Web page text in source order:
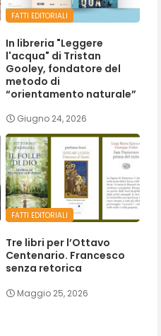
FATTI EDITORIALI
In libreria "Leggere
l'acqua" di Tristan
Gooley, fondatore del
metodo di
“orientamento naturale”
Giugno 24, 2026
FATTI EDITORIALI
Tre libri per l’Ottavo
Centenario. Francesco
senza retorica
Maggio 25, 2026